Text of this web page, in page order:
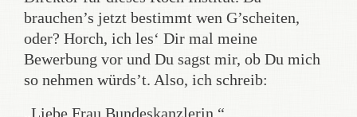
brauchen’s jetzt bestimmt wen G’scheiten,
oder? Horch, ich les‘ Dir mal meine
Bewerbung vor und Du sagst mir, ob Du mich
so nehmen würds’t. Also, ich schreib:
„Liebe Frau Bundeskanzlerin,“